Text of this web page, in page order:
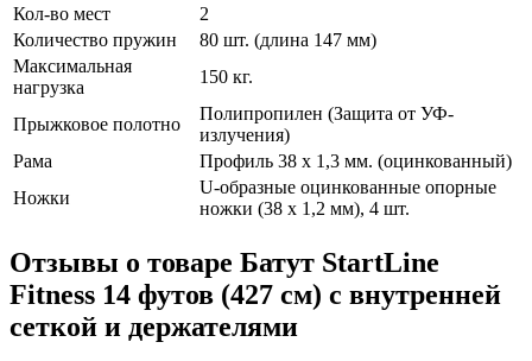
Кол-во мест
2
Количество пружин
80 шт. (длина 147 мм)
Максимальная
нагрузка
150 кг.
Прыжковое полотно
Полипропилен (Защита от УФ-
излучения)
Рама
Профиль 38 х 1,3 мм. (оцинкованный)
Ножки
U-образные оцинкованные опорные
ножки (38 х 1,2 мм), 4 шт.
Отзывы о товаре Батут StartLine
Fitness 14 футов (427 см) с внутренней
сеткой и держателями